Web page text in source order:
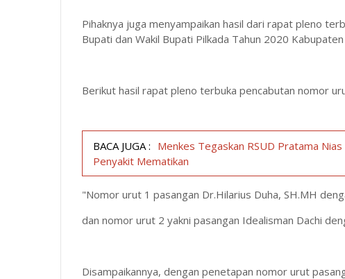
Pihaknya juga menyampaikan hasil dari rapat pleno
Bupati dan Wakil Bupati Pilkada Tahun 2020
Berikut hasil rapat pleno terbuka pencabutan nomor
BACA JUGA : Menkes Tegaskan RSUD Pratama
Penyakit Mematikan
"Nomor urut 1 pasangan Dr.Hilarius Duha, SH.MH
dan nomor urut 2 yakni pasangan Idealisman Dachi
Disampaikannya, dengan penetapan nomor urut